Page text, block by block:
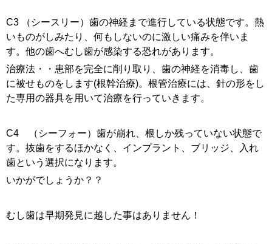
C3 （シースリー）歯の神経まで進行している状態です。熱
いものがしみたり、何もしないのに激しい痛みを伴いま
す。他の歯へむし歯が感染する恐れがあります。
治療法・・患部を完全に削り取り、歯の神経を消毒し、歯
に被せものをします(根幹治療)。根管治療には、針の形をし
た専用の器具を用いて治療を行っていきます。
C4 （シーフォー）歯が崩れ、根しか残っていない状態で
す。抜歯をするほかなく、インプラント、ブリッジ、入れ
歯という選択になります。
いかがでしょうか？？
むし歯は早期発見に越した事はありません！